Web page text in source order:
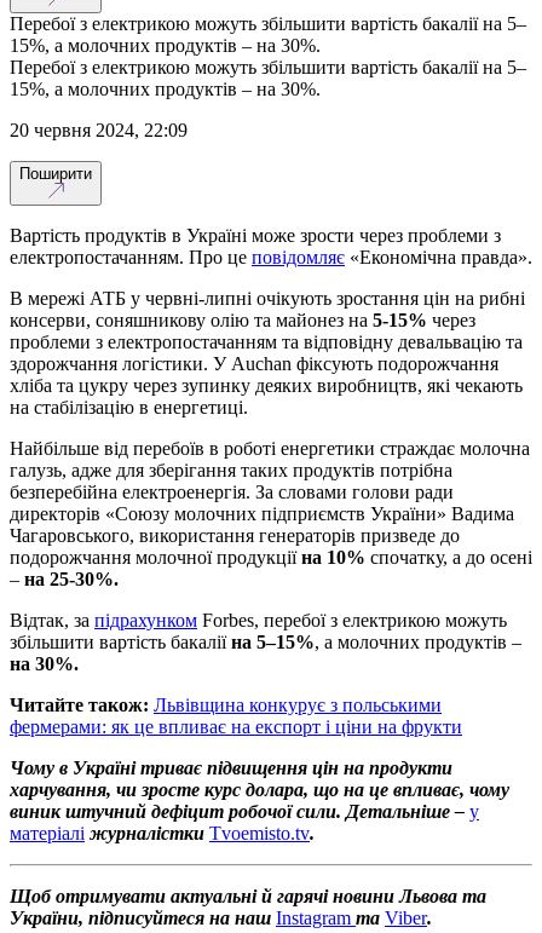
Перебої з електрикою можуть збільшити вартість бакалії на 5–
15%, а молочних продуктів – на 30%.
Перебої з електрикою можуть збільшити вартість бакалії на 5–
15%, а молочних продуктів – на 30%.
20 червня 2024, 22:09
Поширити
Вартість продуктів в Україні може зрости через проблеми з
електропостачанням. Про це повідомляє «Економічна правда».
В мережі АТБ у червні-липні очікують зростання цін на рибні
консерви, соняшникову олію та майонез на 5-15% через
проблеми з електропостачанням та відповідну девальвацію та
здорожчання логістики. У Auchan фіксують подорожчання
хліба та цукру через зупинку деяких виробництв, які чекають
на стабілізацію в енергетиці.
Найбільше від перебоїв в роботі енергетики страждає молочна
галузь, адже для зберігання таких продуктів потрібна
безперебійна електроенергія. За словами голови ради
директорів «Союзу молочних підприємств України» Вадима
Чагаровського, використання генераторів призведе до
подорожчання молочної продукціїна 10% спочатку, а до осені
– на 25-30%.
Відтак, за підрахунком Forbes, перебої з електрикою можуть
збільшити вартість бакаліїна 5–15%, а молочних продуктів –
на 30%.
Читайте також: Львівщина конкурує з польськими
фермерами: як це впливає на експорт і ціни на фрукти
Чому в Україні триває підвищення цін на продукти
харчування, чи зросте курс долара, що на це впливає, чому
виник штучний дефіцит робочої сили. Детальніше – у
матеріалі журналістки Tvoemisto.tv.
Щоб отримувати актуальні й гарячі новини Львова та
України, підписуйтеся на наш Instagram та Viber.